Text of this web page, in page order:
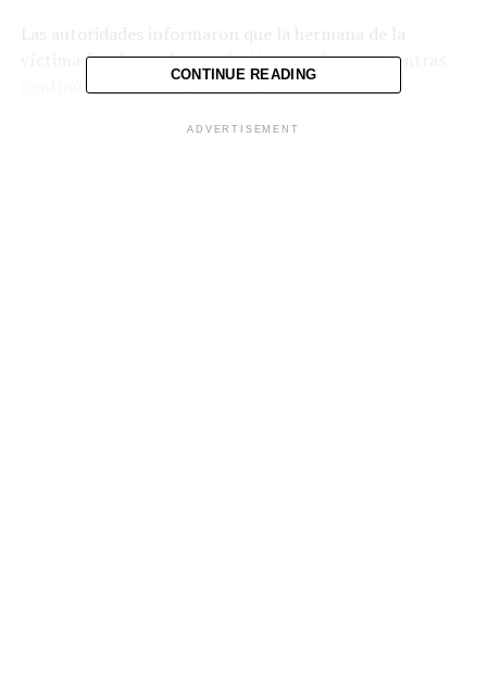
Las autoridades informaron que la hermana de la
víctima fue detenida en relación con el caso, mientras
continúan las investigaciones para esclarecer lo
CONTINUE READING
ADVERTISEMENT